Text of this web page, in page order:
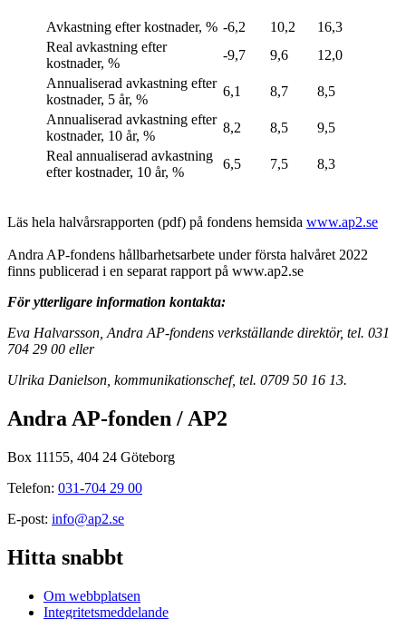
Avkastning efter kostnader, % -6,2 10,2
16,3
Real avkastning efter
kostnader, %
-9,7 9,6
12,0
Annualiserad avkastning efter
kostnader, 5 år, %
6,1 8,7
8,5
Annualiserad avkastning efter
kostnader, 10 år, %
8,2 8,5
9,5
Real annualiserad avkastning
efter kostnader, 10 år, %
6,5 7,5 8,3
Läs hela halvårsrapporten (pdf) på fondens hemsida www.ap2.se
Andra AP-fondens hållbarhetsarbete under första halvåret 2022
finns publicerad i en separat rapport på www.ap2.se
För ytterligare information kontakta:
Eva Halvarsson, Andra AP-fondens verkställande direktör, tel. 031
704 29 00 eller
Ulrika Danielson, kommunikationschef, tel. 0709 50 16 13.
Andra AP-fonden / AP2
Box 11155, 404 24 Göteborg
Telefon: 031-704 29 00
E-post: info@ap2.se
Hitta snabbt
Om webbplatsen
Integritetsmeddelande